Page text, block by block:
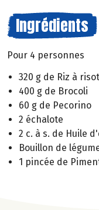
Ingrédients
Pour 4 personnes
320 g de Riz à
400 g de Brocoli
60 g de Pecorino
2 échalote
2 c. à s. de Huile
Bouillon de
1 pincée de